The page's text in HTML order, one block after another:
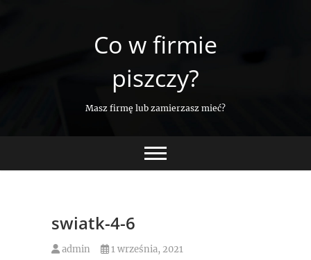
Co w firmie
piszczy?
Masz firmę lub zamierzasz mieć?
swiatk-4-6
admin 1 września, 2021